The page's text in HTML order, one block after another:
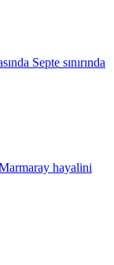
Septe sınırında
hayalini